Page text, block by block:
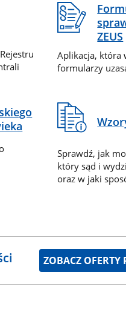
ZEUS
Aplikacja, która
formularzy
Sprawdź, jak
który sąd i
oraz w jaki
ZOBACZ OFERTY